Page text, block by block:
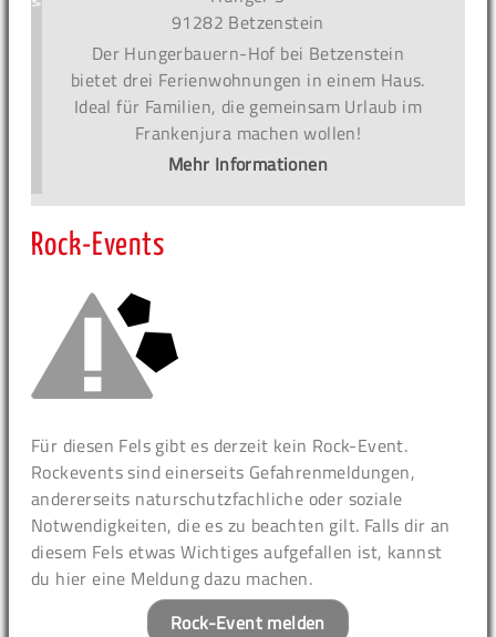
91282 Betzenstein
Der Hungerbauern-Hof bei Betzenstein
bietet drei Ferienwohnungen in einem Haus.
Ideal für Familien, die gemeinsam Urlaub im
Frankenjura machen wollen!
Mehr Informationen
Rock-Events
Für diesen Fels gibt es derzeit kein Rock-Event.
Rockevents sind einerseits Gefahrenmeldungen,
andererseits naturschutzfachliche oder soziale
Notwendigkeiten, die es zu beachten gilt. Falls dir an
diesem Fels etwas Wichtiges aufgefallen ist, kannst
du hier eine Meldung dazu machen.
Rock-Event melden